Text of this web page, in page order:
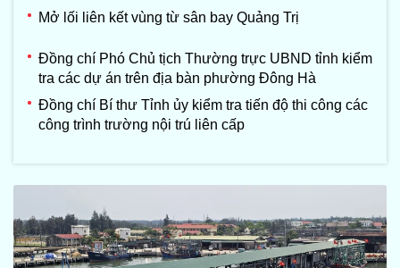
Mở lối liên kết vùng từ sân bay Quảng Trị
Đồng chí Phó Chủ tịch Thường trực UBND tỉnh kiểm
tra các dự án trên địa bàn phường Đông Hà
Đồng chí Bí thư Tỉnh ủy kiểm tra tiến độ thi công các
công trình trường nội trú liên cấp